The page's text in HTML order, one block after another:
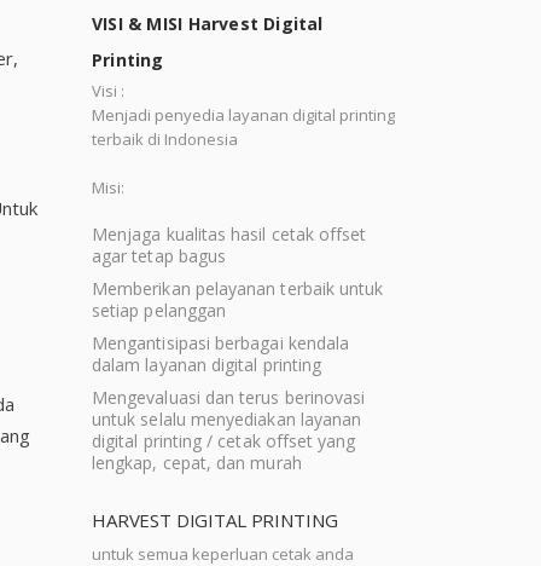
VISI & MISI Harvest Digital
Printing
Visi :
Menjadi penyedia layanan digital printing
terbaik di Indonesia
Misi:
Menjaga kualitas hasil cetak offset
agar tetap bagus
Memberikan pelayanan terbaik untuk
setiap pelanggan
Mengantisipasi berbagai kendala
dalam layanan digital printing
Mengevaluasi dan terus berinovasi
untuk selalu menyediakan layanan
digital printing / cetak offset yang
lengkap, cepat, dan murah
HARVEST DIGITAL PRINTING
untuk semua keperluan cetak anda